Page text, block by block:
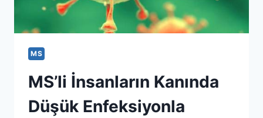
MS
MS’li İnsanların Kanında
Düşük Enfeksiyonla